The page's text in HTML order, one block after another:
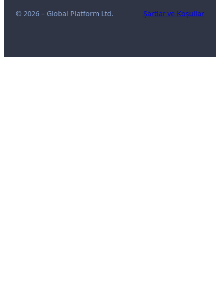
© 2026 – Global Platform Ltd. Şartlar ve Koşullar